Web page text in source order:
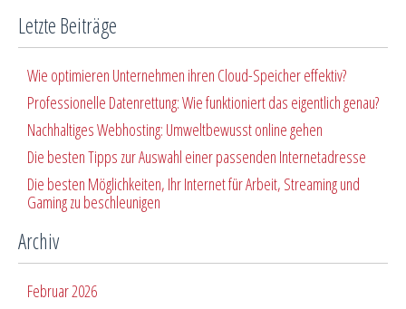
Letzte Beiträge
Wie optimieren Unternehmen ihren Cloud-Speicher effektiv?
Professionelle Datenrettung: Wie funktioniert das eigentlich genau?
Nachhaltiges Webhosting: Umweltbewusst online gehen
Die besten Tipps zur Auswahl einer passenden Internetadresse
Die besten Möglichkeiten, Ihr Internet für Arbeit, Streaming und
Gaming zu beschleunigen
Archiv
Februar 2026